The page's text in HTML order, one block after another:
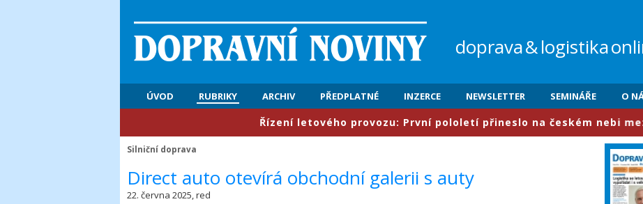
doprava&logistika
ÚVOD RUBRIKY ARCHIV PŘEDPLATNÉ INZERCE NEWSLETTER SEMINÁŘE O
​Řízení letového provozu: První pololetí přineslo na českém nebi
Silniční doprava
​Direct auto otevírá obchodní galerii s auty
22. června 2025, red